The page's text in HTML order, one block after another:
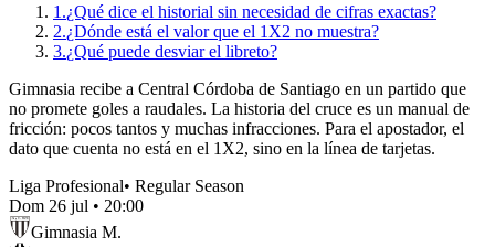
1.¿Qué dice el historial sin necesidad de cifras exactas?
2.¿Dónde está el valor que el 1X2 no muestra?
3.¿Qué puede desviar el libreto?
Gimnasia recibe a Central Córdoba de Santiago en un partido que
no promete goles a raudales. La historia del cruce es un manual de
fricción: pocos tantos y muchas infracciones. Para el apostador, el
dato que cuenta no está en el 1X2, sino en la línea de tarjetas.
Liga Profesional• Regular Season
Dom 26 jul • 20:00
Gimnasia M.